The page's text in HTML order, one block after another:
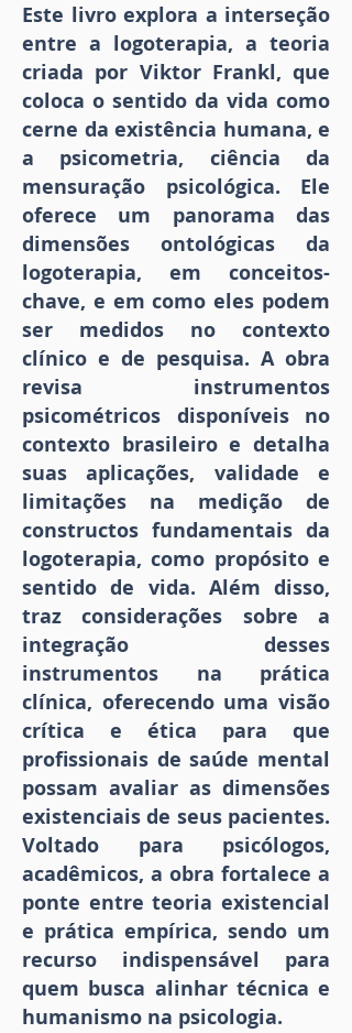
Este livro explora a interseção
entre a logoterapia, a teoria
criada por Viktor Frankl, que
coloca o sentido da vida como
cerne da existência humana, e
a psicometria, ciência da
mensuração psicológica. Ele
oferece um panorama das
dimensões ontológicas da
logoterapia, em conceitos-
chave, e em como eles podem
ser medidos no contexto
clínico e de pesquisa. A obra
revisa instrumentos
psicométricos disponíveis no
contexto brasileiro e detalha
suas aplicações, validade e
limitações na medição de
constructos fundamentais da
logoterapia, como propósito e
sentido de vida. Além disso,
traz considerações sobre a
integração desses
instrumentos na prática
clínica, oferecendo uma visão
crítica e ética para que
profissionais de saúde mental
possam avaliar as dimensões
existenciais de seus pacientes.
Voltado para psicólogos,
acadêmicos, a obra fortalece a
ponte entre teoria existencial
e prática empírica, sendo um
recurso indispensável para
quem busca alinhar técnica e
humanismo na psicologia.